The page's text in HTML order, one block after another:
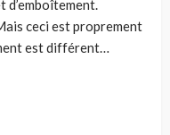
d’emboîtement.
ceci est proprement
est différent…